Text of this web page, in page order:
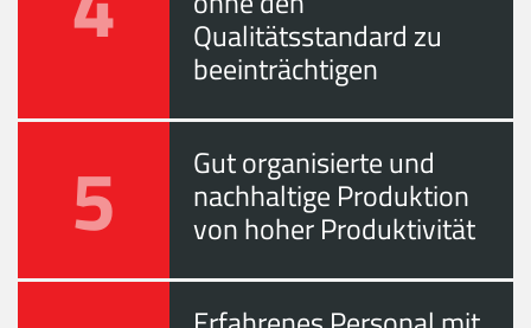
Qualitätsstandard zu
beeinträchtigen
5 Gut organisierte und
nachhaltige Produktion
von hoher Produktivität